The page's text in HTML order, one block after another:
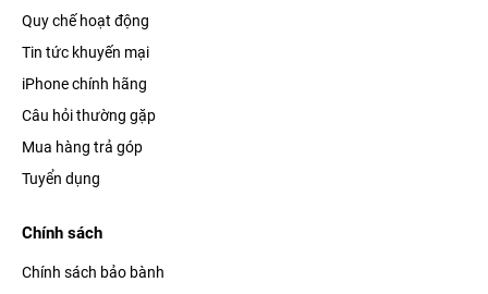
Quy chế hoạt động
Tin tức khuyến mại
iPhone chính hãng
Câu hỏi thường gặp
Mua hàng trả góp
Tuyển dụng
Chính sách
Chính sách bảo bành